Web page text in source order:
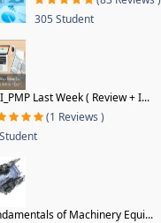
305 Student
Last Week ( Review + I...
(1 Reviews )
of Machinery Equi...